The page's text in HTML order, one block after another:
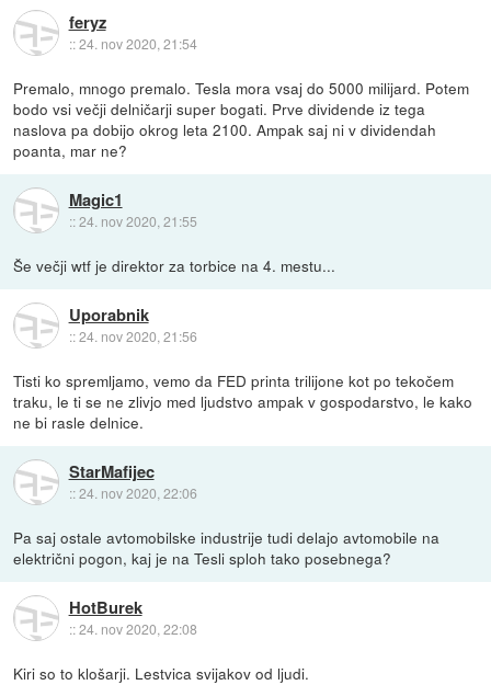
feryz
::24. nov 2020, 21:54
Premalo, mnogo premalo. Tesla mora vsaj do 5000 milijard. Potem
bodo vsi večji delničarji super bogati. Prve dividende iz tega
naslova pa dobijo okrog leta 2100. Ampak saj ni v dividendah
poanta, mar ne?
Magic1
::24. nov 2020, 21:55
Še večji wtf je direktor za torbice na 4. mestu...
Uporabnik
::24. nov 2020, 21:56
Tisti ko spremljamo, vemo da FED printa trilijone kot po tekočem
traku, le ti se ne zlivjo med ljudstvo ampak v gospodarstvo, le kako
ne bi rasle delnice.
StarMafijec
::24. nov 2020, 22:06
Pa saj ostale avtomobilske industrije tudi delajo avtomobile na
električni pogon, kaj je na Tesli sploh tako posebnega?
HotBurek
::24. nov 2020, 22:08
Kiri so to klošarji. Lestvica svijakov od ljudi.